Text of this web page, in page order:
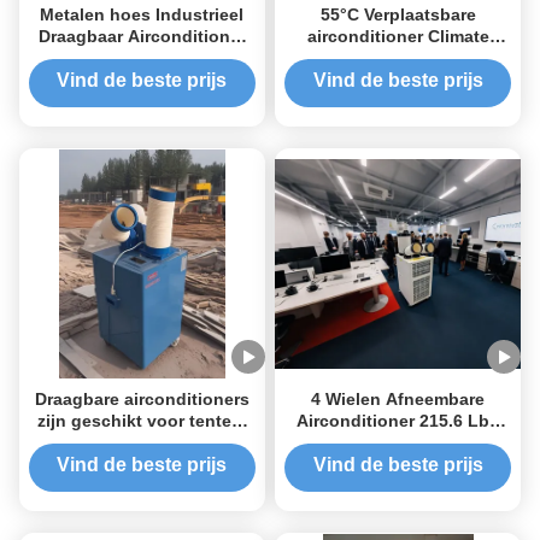
Metalen hoes Industrieel
Draagbaar Airconditioner
Energie-efficiëntie
Draagbare airconditioning
Vind de beste prijs
55°C Verplaatsbare
airconditioner Climate
Control Verplaatsbare AC-
eenheid
Vind de beste prijs
Draagbare airconditioners
zijn geschikt voor tenten,
tijdelijke kantoren, huizen
en dergelijke
Vind de beste prijs
4 Wielen Afneembare
Airconditioner 215.6 Lbs
Afneembare Airconditioner
Hoog Efficiënt
Vind de beste prijs